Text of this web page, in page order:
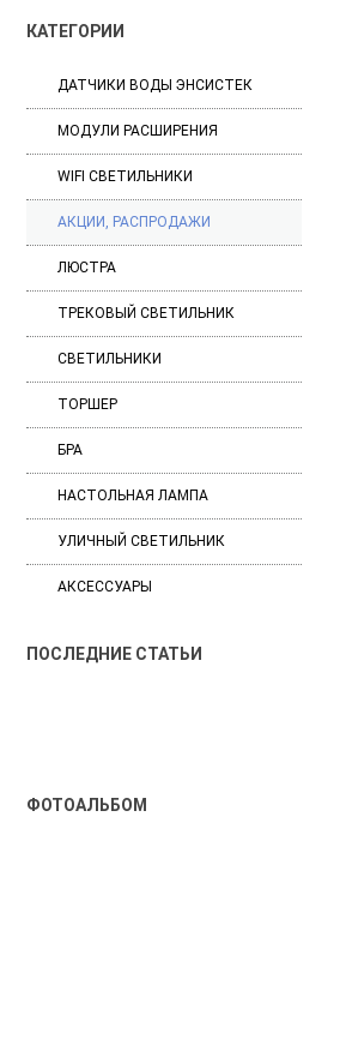
КАТЕГОРИИ
ДАТЧИКИ ВОДЫ ЭНСИСТЕК
МОДУЛИ РАСШИРЕНИЯ
WIFI СВЕТИЛЬНИКИ
АКЦИИ, РАСПРОДАЖИ
ЛЮСТРА
ТРЕКОВЫЙ СВЕТИЛЬНИК
СВЕТИЛЬНИКИ
ТОРШЕР
БРА
НАСТОЛЬНАЯ ЛАМПА
УЛИЧНЫЙ СВЕТИЛЬНИК
АКСЕССУАРЫ
ПОСЛЕДНИЕ СТАТЬИ
ФОТОАЛЬБОМ